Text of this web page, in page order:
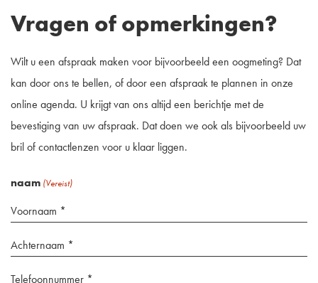
Vragen of opmerkingen?
Wilt u een afspraak maken voor bijvoorbeeld een oogmeting? Dat
kan door ons te bellen, of door een afspraak te plannen in onze
online agenda. U krijgt van ons altijd een berichtje met de
bevestiging van uw afspraak. Dat doen we ook als bijvoorbeeld uw
bril of contactlenzen voor u klaar liggen.
naam (Vereist)
Achternaam
Telefoonnummer